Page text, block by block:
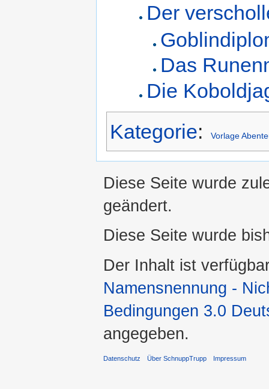
Der
Das
Die
Kategorie: Vorlage
Diese Seite wurde
geändert.
Diese Seite wurde
Der Inhalt ist
Namensnennung -
Bedingungen 3.0
angegeben.
Datenschutz Über SchnuppTrupp Impressum